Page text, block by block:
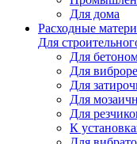
Для дома
Расходные
Для
Для
Для
Для
Для
Для
К